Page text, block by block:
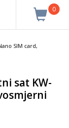
0
SIM card,
sat KW-